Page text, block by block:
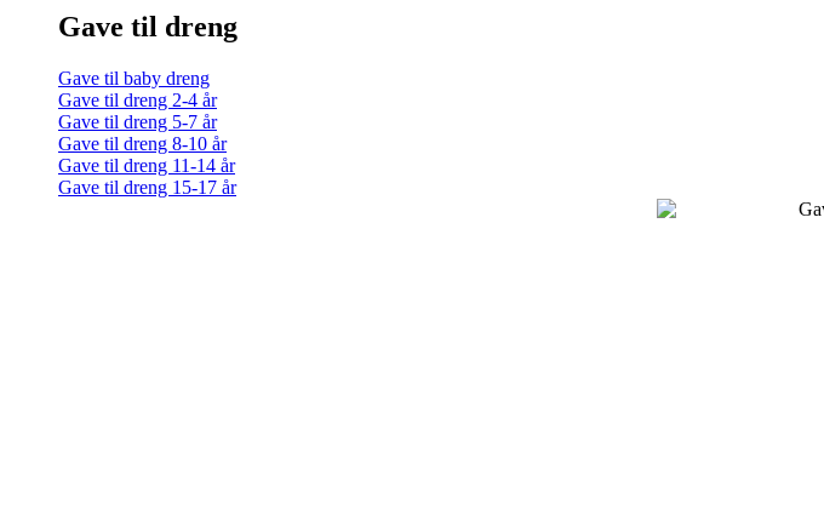
Gave til dreng
Gave til baby dreng
Gave til dreng 2-4 år
Gave til dreng 5-7 år
Gave til dreng 8-10 år
Gave til dreng 11-14 år
Gave til dreng 15-17 år